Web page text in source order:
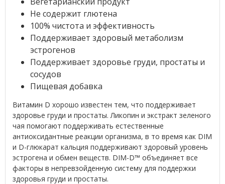
Не содержит глютена
100% чистота и эффективность
Поддерживает здоровый метаболизм
эстрогенов
Поддерживает здоровье груди, простаты и
сосудов
Пищевая добавка
Витамин D хорошо известен тем, что поддерживает
здоровье груди и простаты. Ликопин и экстракт зеленого
чая помогают поддерживать естественные
антиоксидантные реакции организма, в то время как DIM
и D-глюкарат кальция поддерживают здоровый уровень
эстрогена и обмен веществ. DIM-D™ объединяет все
факторы в непревзойденную систему для поддержки
здоровья груди и простаты.